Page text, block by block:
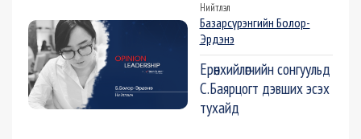
Нийтлэл
Базарсүрэнгийн Болор-
Эрдэнэ
Ерөнхийлөгчийн сонгуульд
С.Баярцогт дэвших эсэх
тухайд